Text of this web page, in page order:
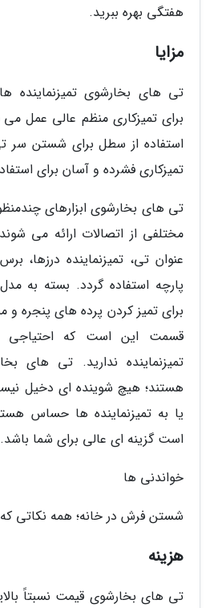
هفتگی بهره ببرید.
مزایا
تی های بخارشوی تمیزنماینده
برای تمیزکاری منظم عالی عمل می
استفاده از سطل برای شستن سر
تمیزکاری فشرده و آسان برای
تی های بخارشوی ابزارهای
مختلفی از اتصالات ارائه می
عنوان تی، تمیزنماینده درزها،
پارچه استفاده گردد. بسته به
برای تمیز کردن پرده های پنجره و
قسمت این است که احتیاجی
تمیزنماینده ندارید. تی های
هستند؛ هیچ شوینده ای دخیل
یا به تمیزنماینده ها حساس
است گزینه ای عالی برای شما باشد.
خواندنی ها
شستن فرش در خانه؛ همه نکاتی که
هزینه
تی های بخارشوی قیمت نسبتاً